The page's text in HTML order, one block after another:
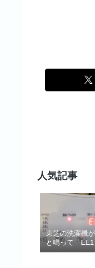
人気記事
東芝の洗濯機
と鳴って「